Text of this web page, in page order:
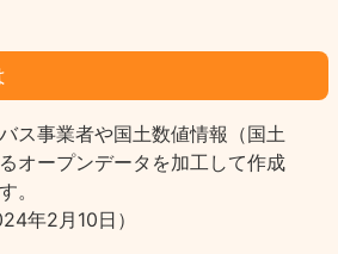
ス事業者や国土数値情報（国土
オープンデータを加工して作成
。
年2月10日）